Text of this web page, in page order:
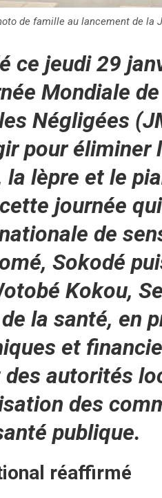
de famille au lancement de la
ce jeudi 29
Mondiale
Négligées
pour éliminer
lèpre et le
journée
de
Sokodé
Kokou,
la santé, en
et
autorités
des
publique.
réaffirmé